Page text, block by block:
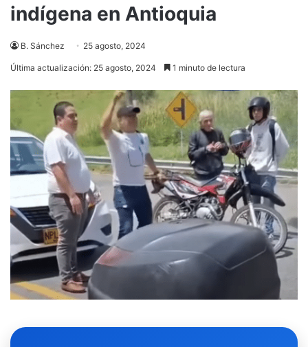
indígena en Antioquia
B. Sánchez 25 agosto, 2024
Última actualización: 25 agosto, 2024 1 minuto de lectura